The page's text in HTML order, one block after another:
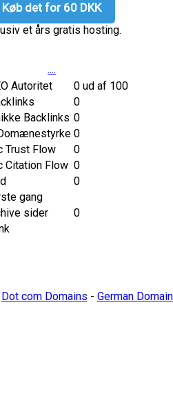
Køb det for 60 DKK
et års gratis hosting.
....
Autoritet
0 ud af 100
0
Backlinks 0
0
Trust Flow
0
Citation Flow 0
0
gang
sider
0
Dot com Domains - German